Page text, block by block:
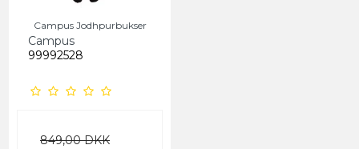
Campus Jodhpurbukser
Campus
99992528
849,00 DKK